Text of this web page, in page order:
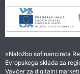
»Naložbo sofinancirata
Evropskega sklada za
Vavčer za digitalni